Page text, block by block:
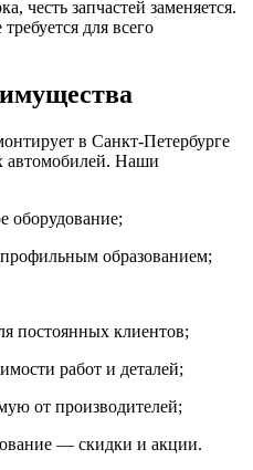
честь запчастей заменяется.
для всего
в Санкт-Петербурге
автомобилей. Наши
оборудование;
образованием;
постоянных клиентов;
работ и деталей;
от производителей;
— скидки и акции.